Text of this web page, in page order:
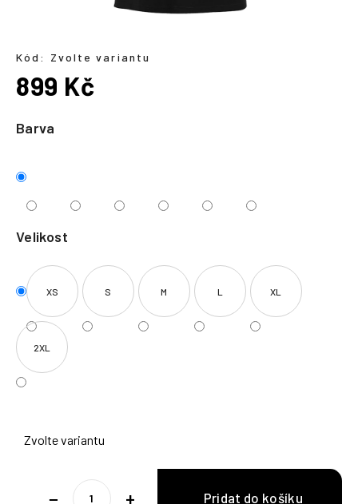
Barva
Velikost
XS S M L XL
2XL
Zvolte variantu
+
−
Kód: Zvolte variantu
899 Kč
cena:
í
t
?